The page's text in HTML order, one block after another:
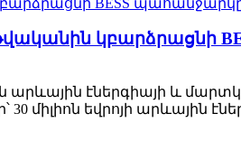
թվականին կբարձրացնի
արևային էներգիայի և
միլիոն եվրոյի արևային